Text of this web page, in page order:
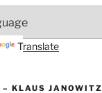
Translate
KLAUS JANOWITZ